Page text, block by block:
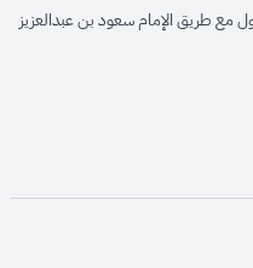
مع طريق الإمام سعود بن عبدالعزيز
opens in
opens in new